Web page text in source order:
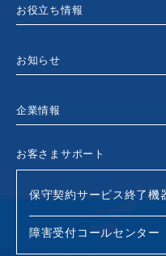
お役立ち情報
お知らせ
企業情報
お客さまサポート
保守契約サービス終了機
障害受付コールセンター